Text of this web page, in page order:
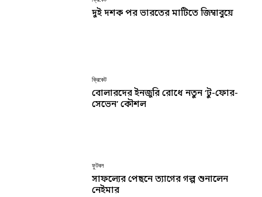
দুই দশক পর ভারতের মাটিতে জিম্বাবুয়ে
ক্রিকেট
বোলারদের ইনজুরি রোধে নতুন ‘টু-ফোর-
সেভেন’ কৌশল
ফুটবল
সাফল্যের পেছনে ত্যাগের গল্প শুনালেন
নেইমার